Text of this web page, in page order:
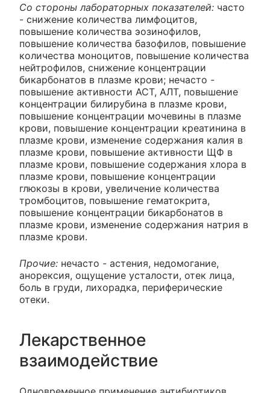
Со стороны лабораторных показателей: часто
- снижение количества лимфоцитов,
повышение количества эозинофилов,
повышение количества базофилов, повышение
количества моноцитов, повышение количества
нейтрофилов, снижение концентрации
бикарбонатов в плазме крови; нечасто -
повышение активности АСТ, АЛТ, повышение
концентрации билирубина в плазме крови,
повышение концентрации мочевины в плазме
крови, повышение концентрации креатинина в
плазме крови, изменение содержания калия в
плазме крови, повышение активности ЩФ в
плазме крови, повышение содержания хлора в
плазме крови, повышение концентрации
глюкозы в крови, увеличение количества
тромбоцитов, повышение гематокрита,
повышение концентрации бикарбонатов в
плазме крови, изменение содержания натрия в
плазме крови.
Прочие: нечасто - астения, недомогание,
анорексия, ощущение усталости, отек лица,
боль в груди, лихорадка, периферические
отеки.
Лекарственное
взаимодействие